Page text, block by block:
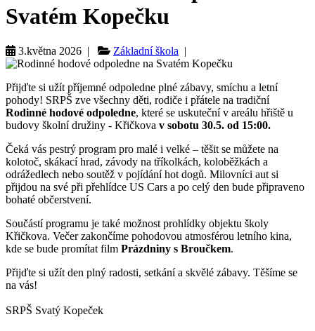
Svatém Kopečku
3.května 2026 | Základní škola |
Přijďte si užít příjemné odpoledne plné zábavy, smíchu a letní
pohody! SRPŠ zve všechny děti, rodiče i přátele na tradiční
Rodinné hodové odpoledne, které se uskuteční v areálu hřiště u
budovy školní družiny - Křičkova v sobotu 30.5. od 15:00.
Čeká vás pestrý program pro malé i velké – těšit se můžete na
kolotoč, skákací hrad, závody na tříkolkách, koloběžkách a
odrážedlech nebo soutěž v pojídání hot dogů. Milovníci aut si
přijdou na své při přehlídce US Cars a po celý den bude připraveno
bohaté občerstvení.
Součástí programu je také možnost prohlídky objektu školy
Křičkova. Večer zakončíme pohodovou atmosférou letního kina,
kde se bude promítat film Prázdniny s Broučkem.
Přijďte si užít den plný radosti, setkání a skvělé zábavy. Těšíme se
na vás!
SRPŠ Svatý Kopeček